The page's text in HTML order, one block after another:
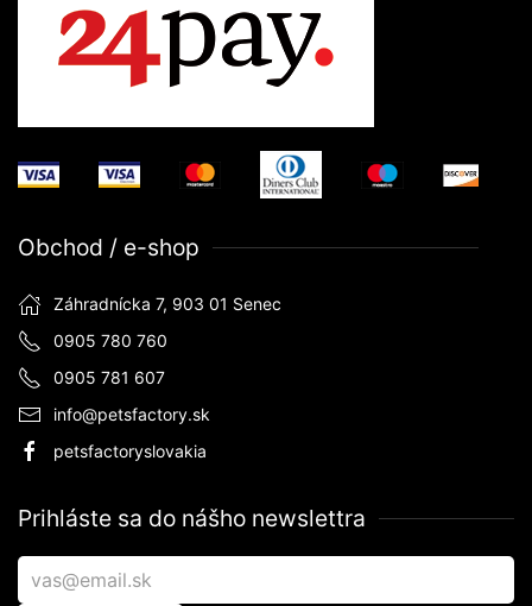
Obchod / e-shop
Záhradnícka 7, 903 01 Senec
0905 780 760
0905 781 607
info@petsfactory.sk
petsfactoryslovakia
Prihláste sa do nášho newslettra